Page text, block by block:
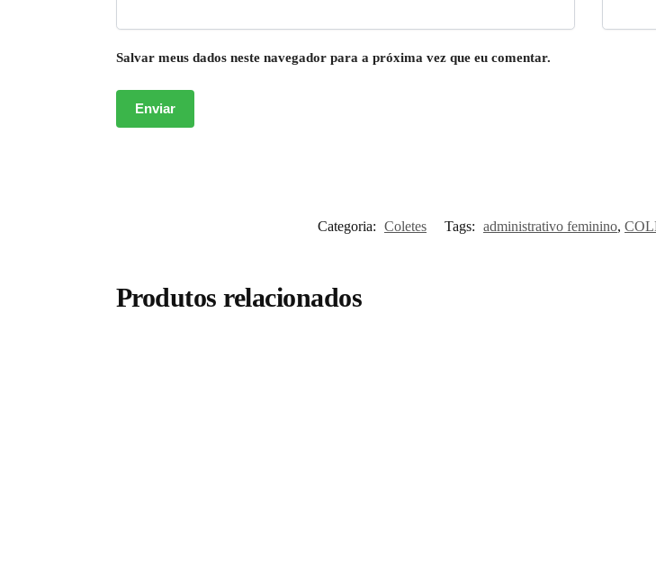
Salvar meus dados neste navegador para a próxima vez que eu comentar.
Categoria: Coletes Tags: administrativo feminino,
Produtos relacionados